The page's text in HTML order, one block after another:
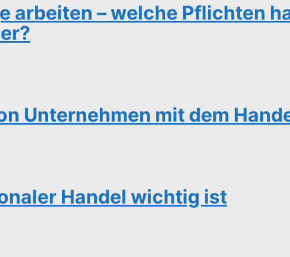
arbeiten – welche Pflichten
Unternehmen mit dem
Handel wichtig ist